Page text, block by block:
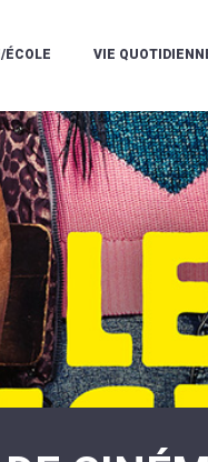
ÉCOLE VIE
ESPACE
DE
VIE
SOCIALE
QUELQUES
RÈGLES
DE
VIE
ENVIRONNEMENT
L'EAU
RÉSIDENCE
AUTONOMIE
LE